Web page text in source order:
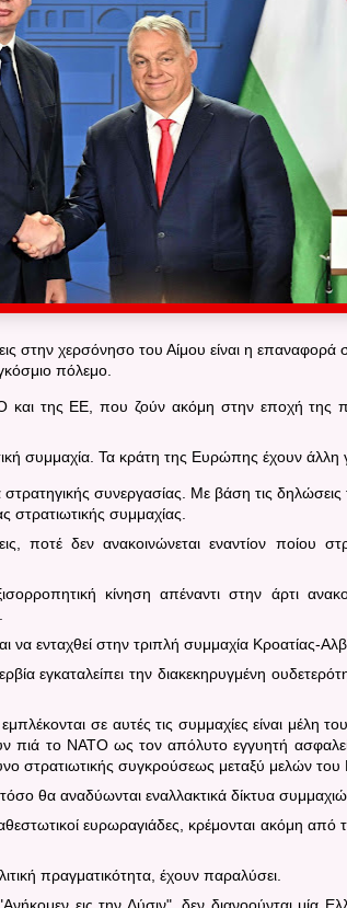
στην χερσόνησο του Αίμου είναι η
πόλεμο.
και της ΕΕ, που ζούν ακόμη στην εποχή της
συμμαχία. Τα κράτη της Ευρώπης έχουν άλλη
συνεργασίας. Με βάση τις
συμμαχίας.
ποτέ δεν ανακοινώνεται εναντίον ποίου
κίνηση απέναντι στην άρτι
να ενταχθεί στην τριπλή συμμαχία Κροατίας-
εγκαταλείπει την διακεκηρυγμένη
σε αυτές τις συμμαχίες είναι μέλη
πιά το ΝΑΤΟ ως τον απόλυτο εγγυητή
στρατιωτικής συγκρούσεως μεταξύ μελών
θα αναδύωνται εναλλακτικά δίκτυα
ευρωραγιάδες, κρέμονται ακόμη
πραγματικότητα, έχουν παραλύσει.
εις την Δύσιν", δεν διανοούνται μία